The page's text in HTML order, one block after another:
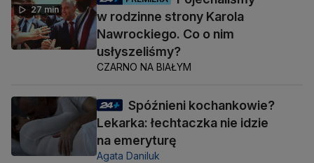
27 min
w rodzinne strony Karola
Nawrockiego. Co o nim
usłyszeliśmy?
CZARNO NA BIAŁYM
Spóźnieni kochankowie?
Lekarka: łechtaczka nie idzie
na emeryturę
Agata Daniluk